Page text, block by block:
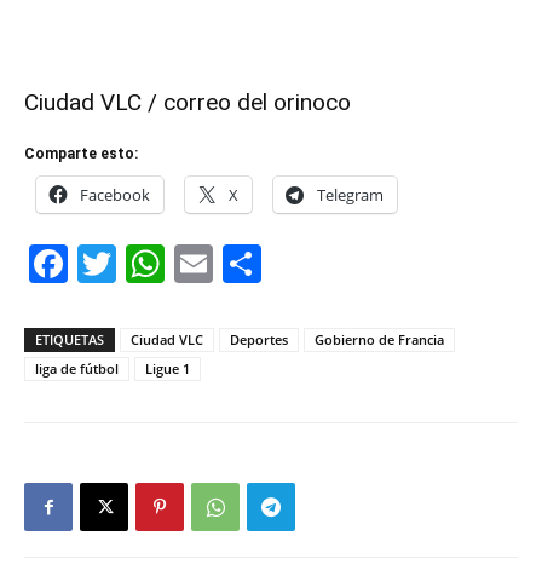
Ciudad VLC / correo del orinoco
Comparte esto:
Facebook X Telegram
Facebook
Twitter
WhatsApp
Email
ETIQUETAS Ciudad VLC Deportes
Gobierno de Francia
liga de fútbol
Ligue 1